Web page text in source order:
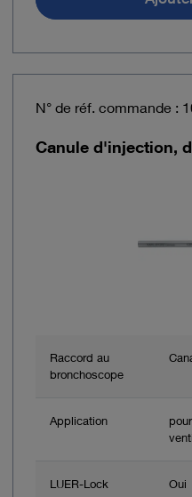
N° de réf. commande :
Canule d'injection,
Raccord au
bronchoscope
Application
LUER-Lock Oui